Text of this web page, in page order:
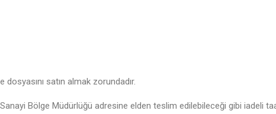
satın almak zorundadır.
Bölge Müdürlüğü adresine elden teslim edilebileceği gibi iadeli